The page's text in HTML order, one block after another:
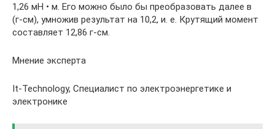
1,26 мН • м. Его можно было бы преобразовать далее в
(г-см), умножив результат на 10,2, и. е. Крутящий момент
составляет 12,86 г-см.
Мнение эксперта
It-Technology, Cпециалист по электроэнергетике и
электронике